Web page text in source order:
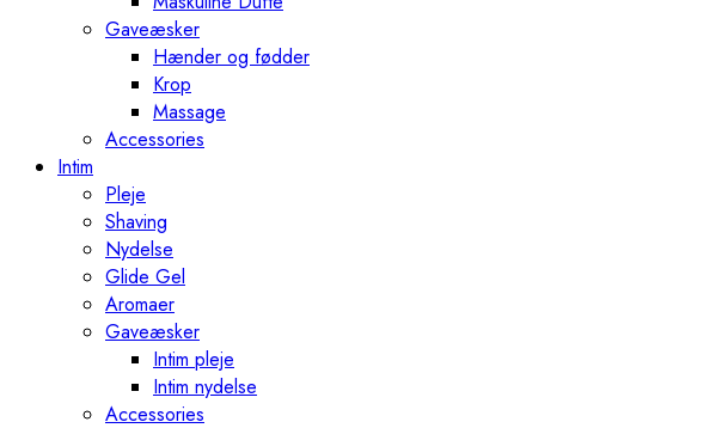
Gaveæsker
Hænder og fødder
Krop
Massage
Accessories
Intim
Pleje
Shaving
Nydelse
Glide Gel
Aromaer
Gaveæsker
Intim pleje
Intim nydelse
Accessories